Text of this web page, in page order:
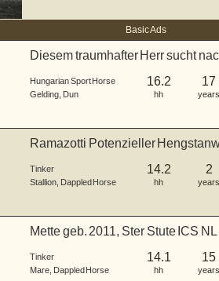
Basic Ads
Diesem traumhafter Herr sucht
Hungarian Sport Horse
Gelding Dun
16.2
hh
17
years
Ramazotti Potenzieller
Tinker
Stallion Dappled Horse
14.2
hh
2
years
Mette geb. 2011, Ster Stute ICS
Tinker
Mare Dappled Horse
14.1
hh
15
years